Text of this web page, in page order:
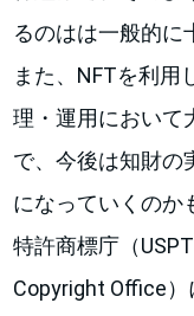
るのはは一般的に
また、NFTを利用
理・運用において
で、今後は知財の
になっていくのか
特許商標庁（
Copyright Office